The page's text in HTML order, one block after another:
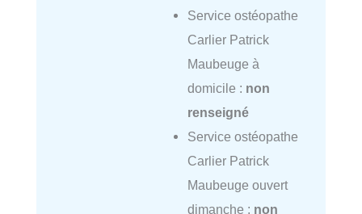
Service ostéopathe
Carlier Patrick
Maubeuge à
domicile : non
renseigné
Service ostéopathe
Carlier Patrick
Maubeuge ouvert
dimanche : non